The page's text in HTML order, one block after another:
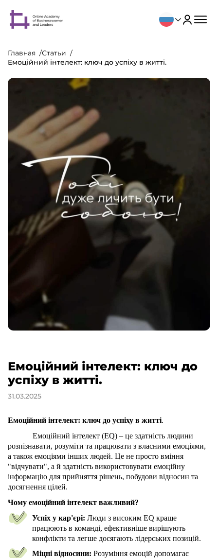
Главная
Статьи
Емоційний інтелект: ключ до успіху в житті.
Емоційний інтелект: ключ до
успіху в житті.
31.03.2025
Емоційний інтелект: ключ до успіху в житті.
Емоційний інтелект (EQ) – це здатність людини
розпізнавати, розуміти та працювати з власними емоціями,
а також емоціями інших людей. Це не просто вміння
"відчувати", а й здатність використовувати емоційну
інформацію для прийняття рішень, побудови відносин та
досягнення цілей.
Чому емоційний інтелект важливий?
Успіх у кар'єрі: Люди з високим EQ краще
працюють в команді, ефективніше вирішують
конфлікти та легше досягають лідерських позицій.
Міцні відносини: Розуміння емоцій допомагає